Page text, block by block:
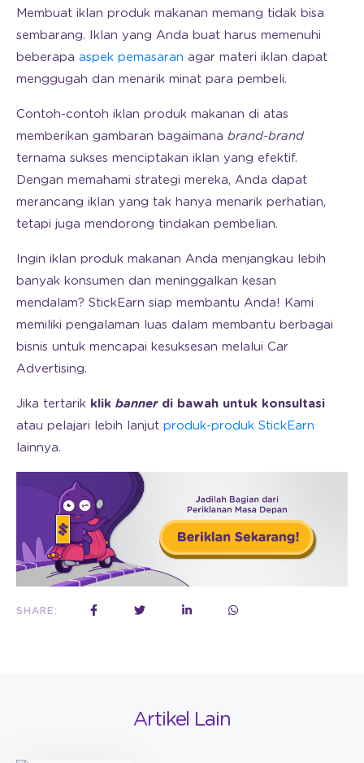
Membuat iklan produk makanan memang tidak bisa
sembarang. Iklan yang Anda buat harus memenuhi
beberapa aspek pemasaran agar materi iklan dapat
menggugah dan menarik minat para pembeli.
Contoh-contoh iklan produk makanan di atas
memberikan gambaran bagaimana brand-brand
ternama sukses menciptakan iklan yang efektif.
Dengan memahami strategi mereka, Anda dapat
merancang iklan yang tak hanya menarik perhatian,
tetapi juga mendorong tindakan pembelian.
Ingin iklan produk makanan Anda menjangkau lebih
banyak konsumen dan meninggalkan kesan
mendalam? StickEarn siap membantu Anda! Kami
memiliki pengalaman luas dalam membantu berbagai
bisnis untuk mencapai kesuksesan melalui Car
Advertising.
Jika tertarik klik bannerdi bawah untuk konsultasi
atau pelajari lebih lanjut produk-produk StickEarn
lainnya.
SHARE:
Artikel Lain